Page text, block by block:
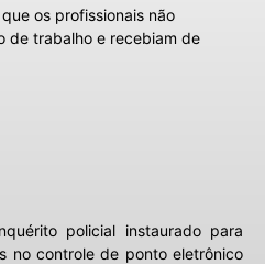
os profissionais não
de trabalho e recebiam de
policial instaurado para
no controle de ponto eletrônico